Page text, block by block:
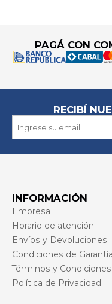
PAGÁ CON
RECIBÍ
INFORMACIÓN
Empresa
Horario de atención
Envíos y Devoluciones
Condiciones de Garantía
Términos y Condiciones
Política de Privacidad